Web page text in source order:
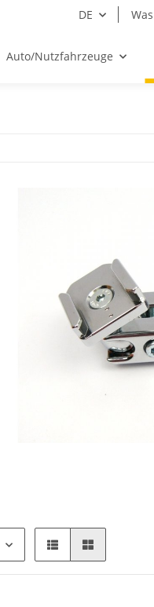
DE
Auto/Nutzfahrzeuge